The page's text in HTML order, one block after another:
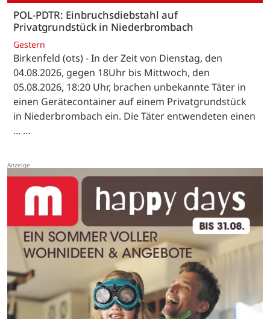
POL-PDTR: Einbruchsdiebstahl auf
Privatgrundstück in Niederbrombach
Gestern
Birkenfeld (ots) - In der Zeit von Dienstag, den
04.08.2026, gegen 18Uhr bis Mittwoch, den
05.08.2026, 18:20 Uhr, brachen unbekannte Täter in
einen Gerätecontainer auf einem Privatgrundstück
in Niederbrombach ein. Die Täter entwendeten einen
... …